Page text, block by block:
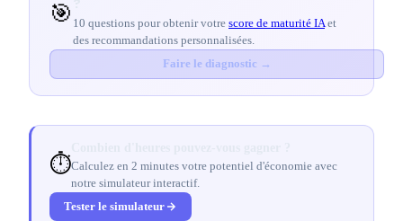
🎯 10 questions pour obtenir votre score de maturité IAet
des recommandations personnalisées.
Faire le diagnostic →
⏱️Calculez en 2 minutes votre potentiel d'économie avec
notre simulateur interactif.
Tester le simulateur